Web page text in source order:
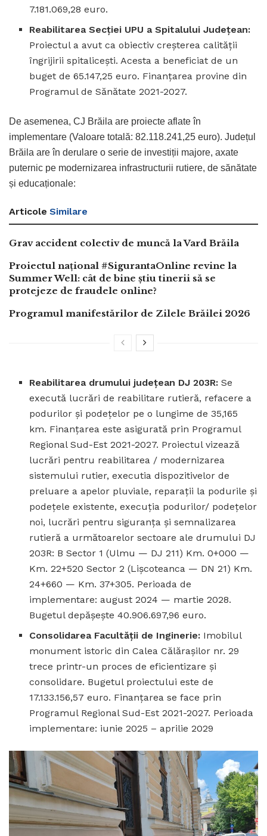
7.181.069,28 euro.
Reabilitarea Secției UPU a Spitalului Județean:
Proiectul a avut ca obiectiv creșterea calității
îngrijirii spitalicești. Acesta a beneficiat de un
buget de 65.147,25 euro. Finanțarea provine din
Programul de Sănătate 2021-2027.
De asemenea, CJ Brăila are proiecte aflate în
implementare (Valoare totală: 82.118.241,25 euro). Județul
Brăila are în derulare o serie de investiții majore, axate
puternic pe modernizarea infrastructurii rutiere, de sănătate
și educaționale:
Articole Similare
Grav accident colectiv de muncă la Vard Brăila
Proiectul național #SigurantaOnline revine la
Summer Well: cât de bine știu tinerii să se
protejeze de fraudele online?
Programul manifestărilor de Zilele Brăilei 2026
Reabilitarea drumului județean DJ 203R: Se
execută lucrări de reabilitare rutieră, refacere a
podurilor și podețelor pe o lungime de 35,165
km. Finanțarea este asigurată prin Programul
Regional Sud-Est 2021-2027. Proiectul vizează
lucrări pentru reabilitarea / modernizarea
sistemului rutier, executia dispozitivelor de
preluare a apelor pluviale, reparații la podurile și
podețele existente, execuția podurilor/ podețelor
noi, lucrări pentru siguranța și semnalizarea
rutieră a următoarelor sectoare ale drumului DJ
203R: B Sector 1 (Ulmu — DJ 211) Km. 0+000 —
Km. 22+520 Sector 2 (Lișcoteanca — DN 21) Km.
24+660 — Km. 37+305. Perioada de
implementare: august 2024 — martie 2028.
Bugetul depășește 40.906.697,96 euro.
Consolidarea Facultății de Inginerie: Imobilul
monument istoric din Calea Călărașilor nr. 29
trece printr-un proces de eficientizare și
consolidare. Bugetul proiectului este de
17.133.156,57 euro. Finanțarea se face prin
Programul Regional Sud-Est 2021-2027. Perioada
implementare: iunie 2025 – aprilie 2029